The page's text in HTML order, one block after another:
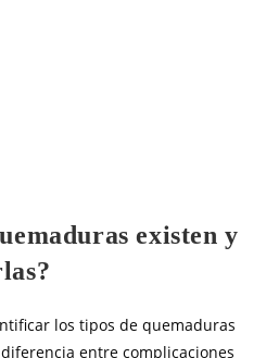
existen y
los tipos de quemaduras
entre complicaciones